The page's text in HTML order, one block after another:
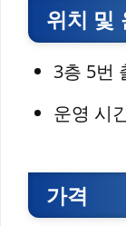
위치 및
3층 5번
운영 시
가격